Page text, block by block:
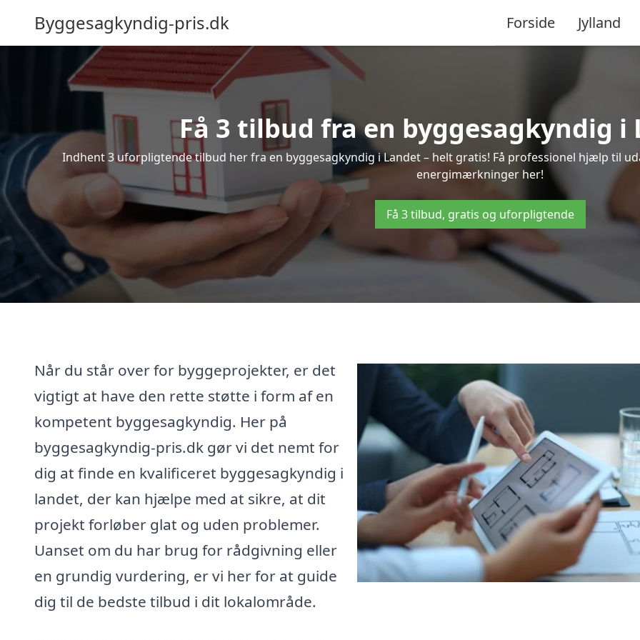
Byggesagkyndig-pris.dk Forside Jylland
Få 3 tilbud fra en byggesagkyndig i
Indhent 3 uforpligtende tilbud her fra en byggesagkyndig i Landet – helt gratis! Få professionel hjælp til
energimærkninger her!
Få 3 tilbud, gratis og uforpligtende
Når du står over for byggeprojekter, er det
vigtigt at have den rette støtte i form af en
kompetent byggesagkyndig. Her på
byggesagkyndig-pris.dk gør vi det nemt for
dig at finde en kvalificeret byggesagkyndig i
landet, der kan hjælpe med at sikre, at dit
projekt forløber glat og uden problemer.
Uanset om du har brug for rådgivning eller
en grundig vurdering, er vi her for at guide
dig til de bedste tilbud i dit lokalområde.